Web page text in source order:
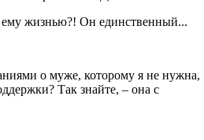
ему жизнью?! Он единственный...
о муже, которому я не нужна,
Так знайте, – она с